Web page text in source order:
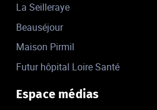
La Seilleraye
Beauséjour
Maison Pirmil
Futur hôpital Loire Santé
Espace médias